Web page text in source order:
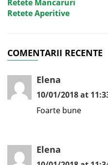
Retete Mancaruri
Retete Aperitive
COMENTARII RECENTE
Elena
10/01/2018 at
Foarte bune
Elena